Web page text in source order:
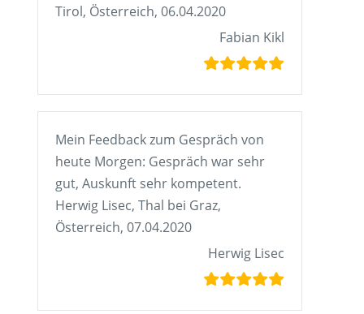
Tirol, Österreich, 06.04.2020
Fabian Kikl
Mein Feedback zum Gespräch von
heute Morgen: Gespräch war sehr
gut, Auskunft sehr kompetent.
Herwig Lisec, Thal bei Graz,
Österreich, 07.04.2020
Herwig Lisec